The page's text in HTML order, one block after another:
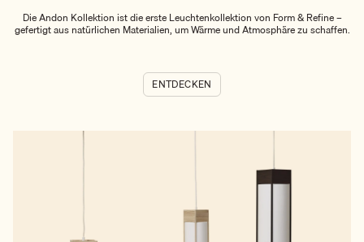
Die Andon Kollektion ist die erste Leuchtenkollektion von Form & Refine –
gefertigt aus natürlichen Materialien, um Wärme und Atmosphäre zu schaffen.
ENTDECKEN